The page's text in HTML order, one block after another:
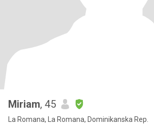
Miriam, 45
La Romana, La Romana, Dominikanska Rep.